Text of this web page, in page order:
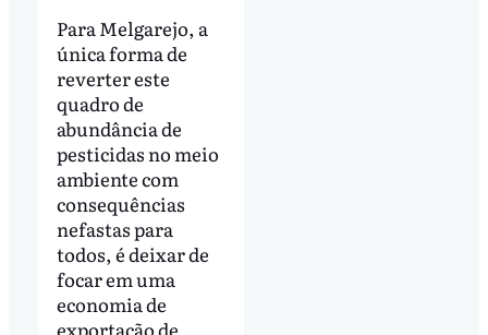
Para Melgarejo, a
única forma de
reverter este
quadro de
abundância de
pesticidas no meio
ambiente com
consequências
nefastas para
todos, é deixar de
focar em uma
economia de
exportação de